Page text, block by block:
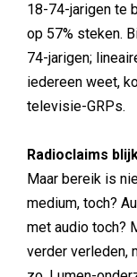
18-74-jarigen te
op 57% steken.
74-jarigen;
iedereen weet,
televisie-GRPs.
Radioclaims
Maar bereik is
medium, toch?
met audio toch?
verder verleden,